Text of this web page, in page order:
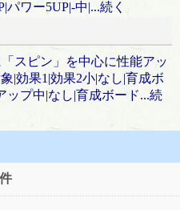
ワー5UP|-中|...続く
スピン」を中心に性能アッ
|効果1|効果2小|なし|育成ボ
ップ中|なし|育成ボード...続